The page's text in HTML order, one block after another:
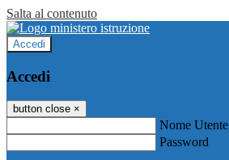
Salta al contenuto
Accedi
Accedi
button close ×
Nome Utente
Password